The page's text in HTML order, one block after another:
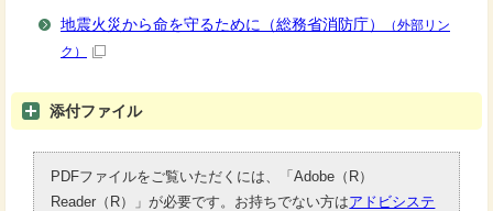
地震火災から命を守るために（総務省消防庁）
（外部リン
ク）
添付ファイル
PDFファイルをご覧いただくには、「Adobe（R）
Reader（R）」が必要です。お持ちでない方はアドビシステ